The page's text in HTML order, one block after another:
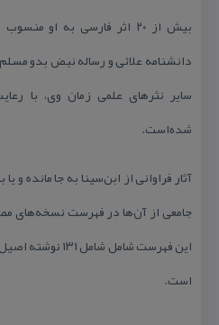
بیش از ۲۰ اثر فارسی به او
دانشنامه علائی و رساله نبض بدو
سایر نثرهای علمی زمان وی، با
شده‌است.
آثار فراوانی از ابن‌سینا به جا مانده
جامعی از آن‌ها در فهرست نسخه‌های
است.